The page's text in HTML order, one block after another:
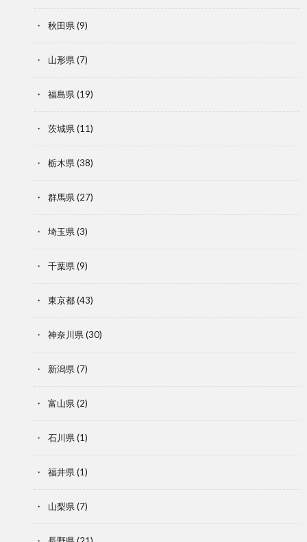
秋田県(9)
山形県(7)
福島県(19)
茨城県(11)
栃木県(38)
群馬県(27)
埼玉県(3)
千葉県(9)
東京都(43)
神奈川県(30)
新潟県(7)
富山県(2)
石川県(1)
福井県(1)
山梨県(7)